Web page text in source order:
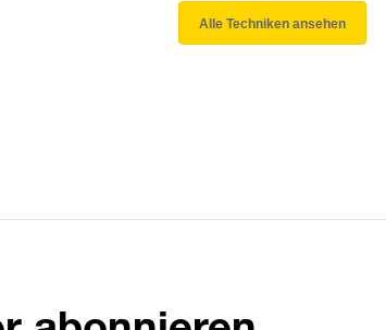
Alle Techniken ansehen